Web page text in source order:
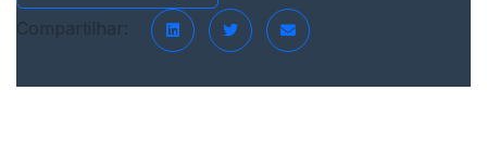
Compartilhar: